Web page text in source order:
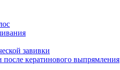
завивки
после кератинового выпрямления